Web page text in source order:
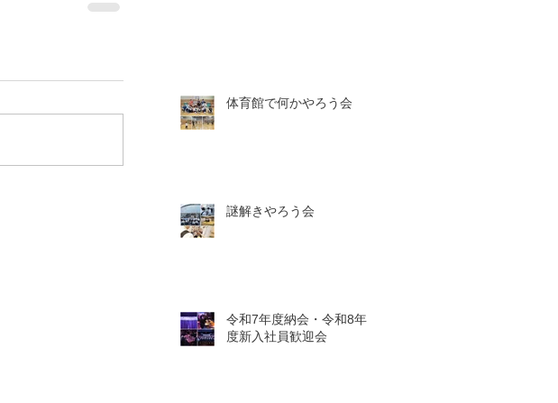
体育館で何かやろう会
謎解きやろう会
令和7年度納会・令和8年
度新入社員歓迎会